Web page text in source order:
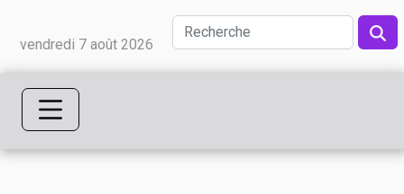
vendredi 7 août 2026